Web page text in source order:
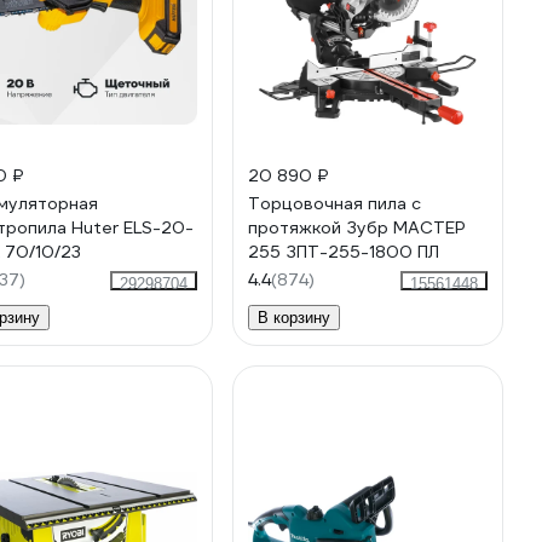
₽
Huter ELS-20-
70/10/23
29298704
20 890 ₽
Торцовочная пила с
протяжкой Зубр МАСТЕР
255 ЗПТ-255-1800 ПЛ
4.4(874)
15561448
В корзину